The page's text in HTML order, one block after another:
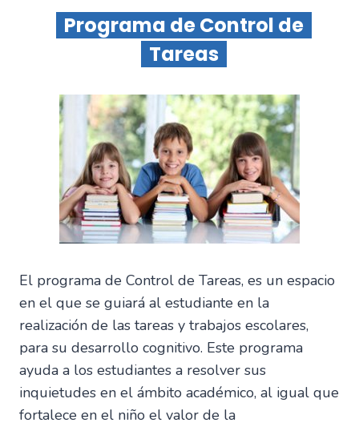
Programa de Control de
Tareas
El programa de Control de Tareas, es un espacio
en el que se guiará al estudiante en la
realización de las tareas y trabajos escolares,
para su desarrollo cognitivo. Este programa
ayuda a los estudiantes a resolver sus
inquietudes en el ámbito académico, al igual que
fortalece en el niño el valor de la